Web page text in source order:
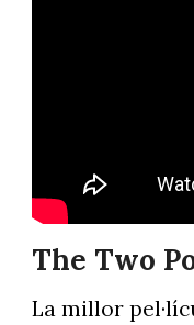
The Two
La millor